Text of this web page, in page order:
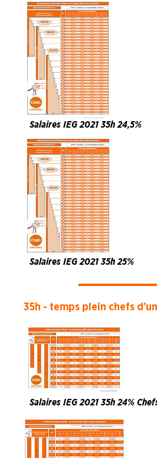
Salaires IEG 2021 35h 24,5%
Salaires IEG 2021 35h 25%
35h - temps plein chefs
Salaires IEG 2021 35h 24%